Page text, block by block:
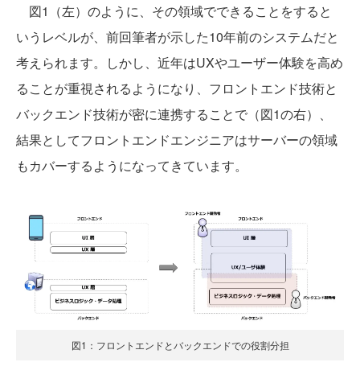
図1（左）のように、その領域でできることをすると
いうレベルが、前回筆者が示した10年前のシステムだと
考えられます。しかし、近年はUXやユーザー体験を高め
ることが重視されるようになり、フロントエンド技術と
バックエンド技術が密に連携することで（図1の右）、
結果としてフロントエンドエンジニアはサーバーの領域
もカバーするようになってきています。
図1：フロントエンドとバックエンドでの役割分担